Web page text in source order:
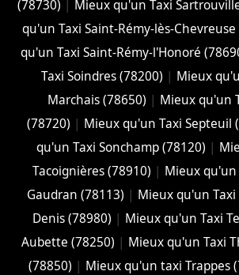
(78730) | Mieux qu'un Taxi
qu'un Taxi Saint-Rémy-lès-Chevreuse
qu'un Taxi Saint-Rémy-l'Honoré
Taxi Soindres (78200) | Mieux
Marchais (78650) | Mieux qu'un
(78720) | Mieux qu'un Taxi Septeuil
qu'un Taxi Sonchamp (78120) |
Tacoignières (78910) | Mieux qu'un
Gaudran (78113) | Mieux qu'un
Denis (78980) | Mieux qu'un Taxi
Aubette (78250) | Mieux qu'un Taxi
(78850) | Mieux qu'un taxi Trappes